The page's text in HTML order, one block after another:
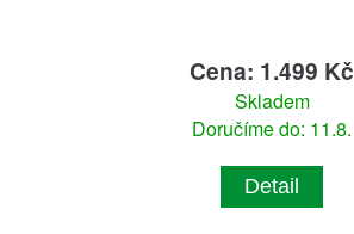
Cena: 1.499 Kč
Skladem
Doručíme do: 11.8.
Detail